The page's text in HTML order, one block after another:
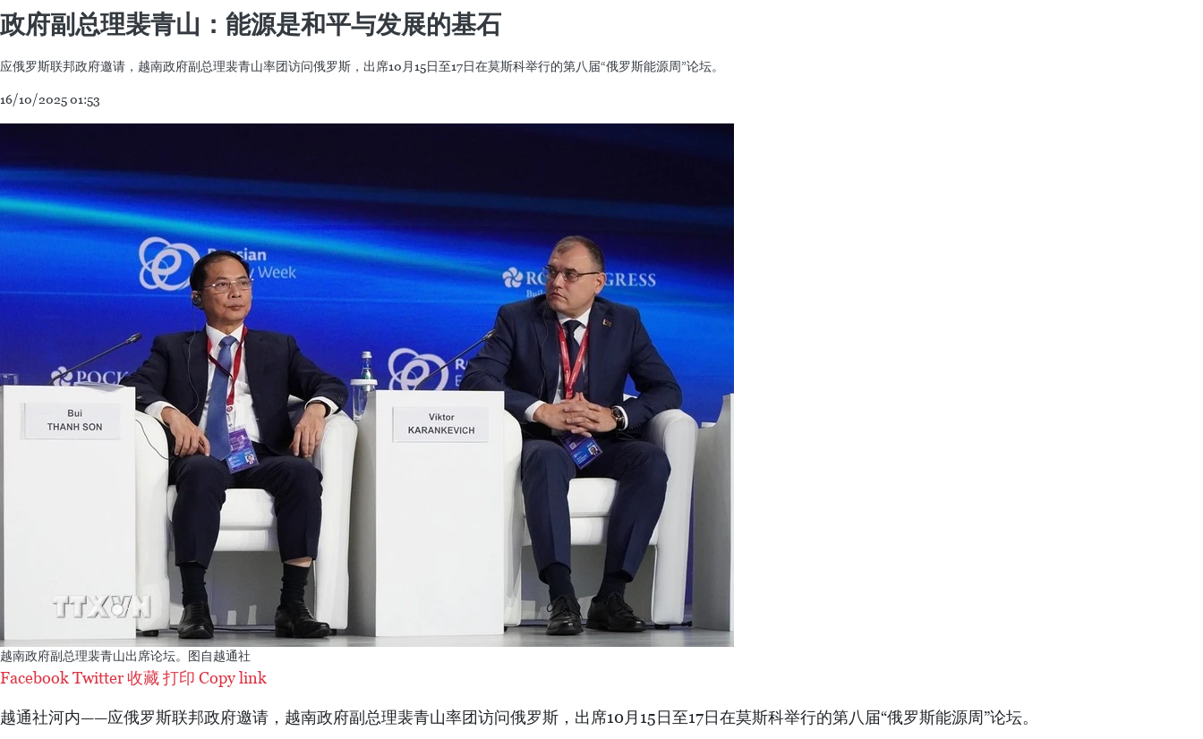
政府副总理裴青山：能源是和平与发展的基石
应俄罗斯联邦政府邀请，越南政府副总理裴青山率团访问俄罗斯，出席10月15日至17日在莫斯科举行的第八届“俄罗斯能源周”论坛。
16/10/2025 01:53
越南政府副总理裴青山出席论坛。图自越通社
FacebookTwitter收藏 打印 Copy link
越通社河内——应俄罗斯联邦政府邀请，越南政府副总理裴青山率团访问俄罗斯，出席10月15日至17日在莫斯科举行的第八届“俄罗斯能源周”论坛。